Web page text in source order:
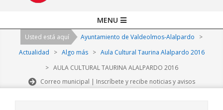
Navigation
MENU
Usted está aquí Ayuntamiento de Valdeolmos-Alalpardo
>
Actualidad
> Algo más > Aula Cultural Taurina Alalpardo 2016
> AULA CULTURAL TAURINA ALALPARDO 2016
Correo municipal | Inscríbete y recibe noticias y avisos